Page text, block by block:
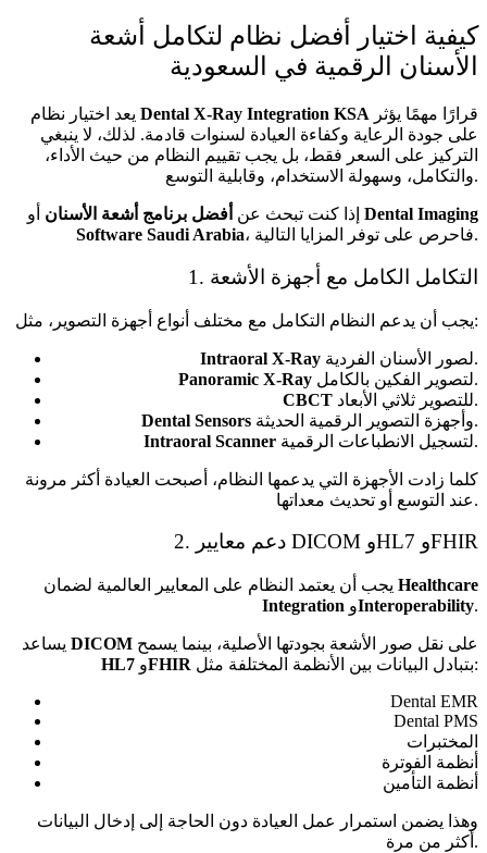
كيفية اختيار أفضل نظام لتكامل أشعة
الأسنان الرقمية في السعودية
Dental X-Ray Integration KSA
على جودة الرعاية وكفاءة العيادة لسنوات قادمة. لذلك، لا ينبغي
التركيز على السعر فقط، بل يجب تقييم النظام من حيث الأداء،
والتكامل، وسهولة الاستخدام، وقابلية التوسع.
إذا كنت تبحث عن أفضل برنامج أشعة الأسنان
Dental Imaging
Software Saudi Arabia
، فاحرص على توفر المزايا التالية.
1. التكامل الكامل مع أجهزة الأشعة
يجب أن يدعم النظام التكامل مع مختلف أنواع أجهزة التصوير، مثل:
Intraoral X-Ray
لصور الأسنان الفردية.
Panoramic X-Ray
لتصوير الفكين بالكامل.
CBCT
للتصوير ثلاثي الأبعاد.
Dental Sensors
وأجهزة التصوير الرقمية الحديثة.
Intraoral Scanner
لتسجيل الانطباعات الرقمية.
كلما زادت الأجهزة التي يدعمها النظام، أصبحت العيادة أكثر مرونة
عند التوسع أو تحديث معداتها.
2. دعم معايير DICOM وHL7 وFHIR
Healthcare
Integration وInteroperability.
DICOM على نقل صور الأشعة بجودتها الأصلية، بينما يسمح
HL7 وFHIR
بتبادل البيانات بين الأنظمة المختلفة مثل:
Dental EMR
Dental PMS
المختبرات
أنظمة الفوترة
أنظمة التأمين
وهذا يضمن استمرار عمل العيادة دون الحاجة إلى إدخال البيانات
أكثر من مرة.